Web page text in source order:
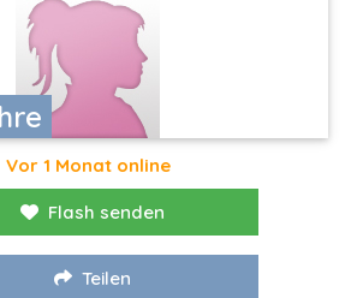
Vor 1 Monat online
Flash senden
Teilen